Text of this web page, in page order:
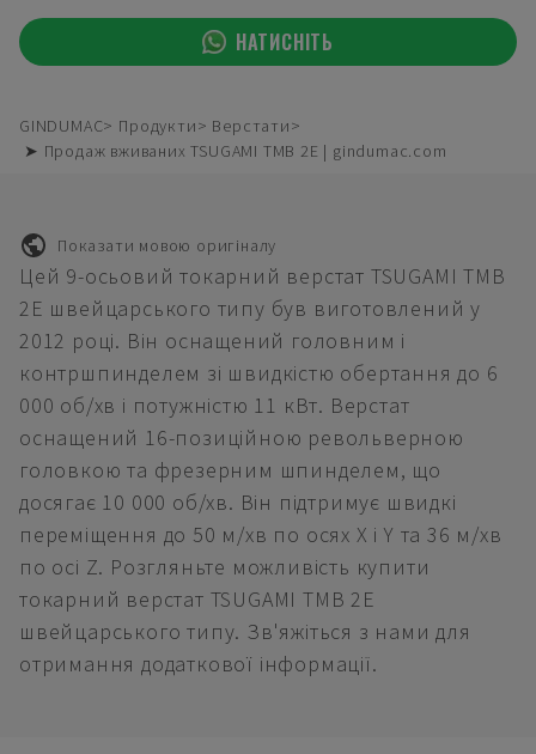
НАТИСНІТЬ
GINDUMAC Продукти
Верстати
➤ Продаж вживаних TSUGAMI TMB 2E | gindumac.com
Показати мовою оригіналу
Цей 9-осьовий токарний верстат TSUGAMI TMB
2E швейцарського типу був виготовлений у
2012 році. Він оснащений головним і
контршпинделем зі швидкістю обертання до 6
000 об/хв і потужністю 11 кВт. Верстат
оснащений 16-позиційною револьверною
головкою та фрезерним шпинделем, що
досягає 10 000 об/хв. Він підтримує швидкі
переміщення до 50 м/хв по осях X і Y та 36 м/хв
по осі Z. Розгляньте можливість купити
токарний верстат TSUGAMI TMB 2E
швейцарського типу. Зв'яжіться з нами для
отримання додаткової інформації.